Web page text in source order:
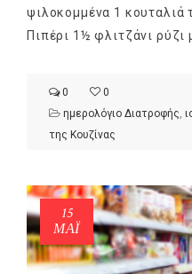
ψιλοκομμένα 1
Πιπέρι 1½ φλιτζάνι
0
0
ημερολόγιο Διατροφής,
της Κουζίνας
15
ΜΑΪ́